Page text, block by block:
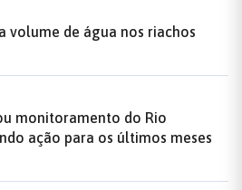
volume de água nos riachos
monitoramento do Rio
ação para os últimos meses